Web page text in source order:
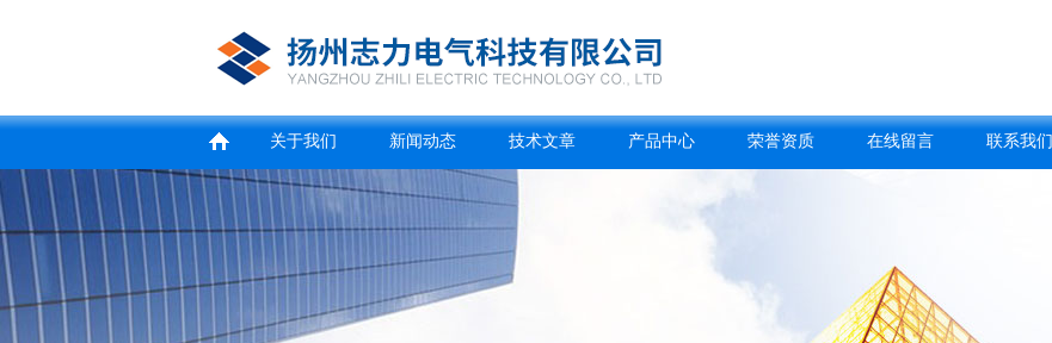
关于我们 新闻动态 技术文章 产品中心 荣誉资质 在线留言 联系我们